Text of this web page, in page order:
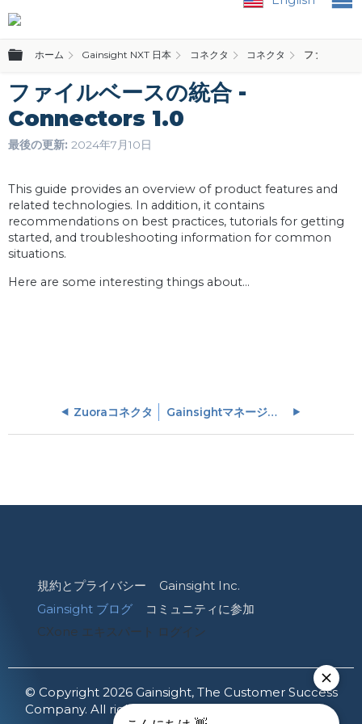
グローバル階層を展開/折りたたむ
ホーム Gainsight NXT 日本 コネクタ コネクタ ファイルベ
ファイルベースの統合 -
Connectors 1.0
最後の更新 2024年7月10日
This guide provides an overview of product features and
related technologies. In addition, it contains
recommendations on best practices, tutorials for getting
started, and troubleshooting information for common
situations.
Here are some interesting things about...
Zuoraコネクタ GainsightマネージドS3バケットのアクセスキーをリセットする方法
規約とプライバシー
Gainsight Inc.
Gainsight ブログ
コミュニティに参加
CXone エキスパート ログイン
© Copyright 2026 Gainsight, The Customer Success
Company. All rights reserved.